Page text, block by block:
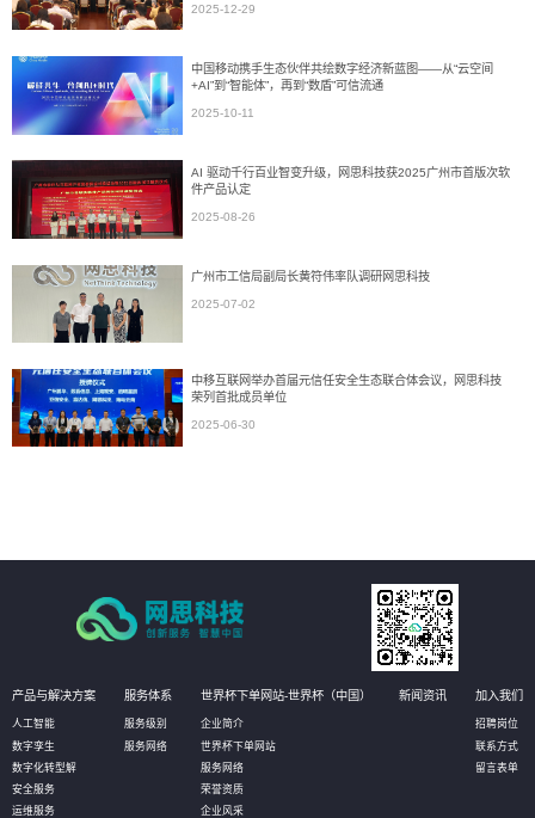
2025-12-29
中国移动携手生态伙伴共绘数字经济新蓝图——从“云空间
+AI”到“智能体”，再到“数盾”可信流通
2025-10-11
AI 驱动千行百业智变升级，网思科技获2025广州市首版次软
件产品认定
2025-08-26
广州市工信局副局长黄符伟率队调研网思科技
2025-07-02
中移互联网举办首届元信任安全生态联合体会议，网思科技
荣列首批成员单位
2025-06-30
产品与解决方案
人工智能
数字孪生
数字化转型解
安全服务
运维服务
服务体系
服务级别
服务网络
世界杯下单网站-世界杯（中国）
企业简介
世界杯下单网站
服务网络
荣誉资质
企业风采
新闻资讯 加入我们
招聘岗位
联系方式
留言表单